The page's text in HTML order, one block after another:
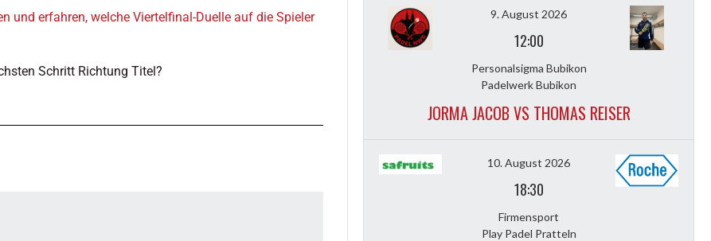
und erfahren, welche Viertelfinal-Duelle auf die Spieler
Schritt Richtung Titel?
9. August 2026
12:00
Personalsigma Bubikon
Padelwerk Bubikon
JORMA JACOB VS THOMAS REISER
10. August 2026
18:30
Firmensport
Play Padel Pratteln